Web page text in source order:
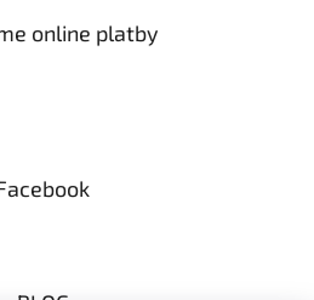
online platby